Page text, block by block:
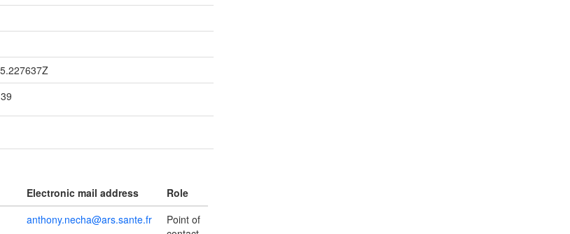
Electronic mail address
Role
anthony.necha@ars.sante.fr
Point of